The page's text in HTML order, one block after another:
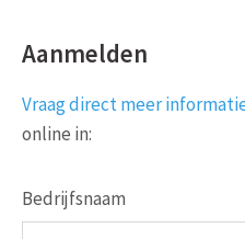
Aanmelden
Vraag direct meer
online in:
Bedrijfsnaam